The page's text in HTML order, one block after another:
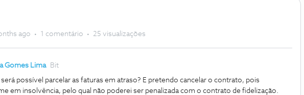
ago 1 comentário 25 visualizações
Gomes Lima Bit
possível parcelar as faturas em atraso? E pretendo cancelar o contrato, pois
em insolvência, pelo qual não poderei ser penalizada com o contrato de fidelização.